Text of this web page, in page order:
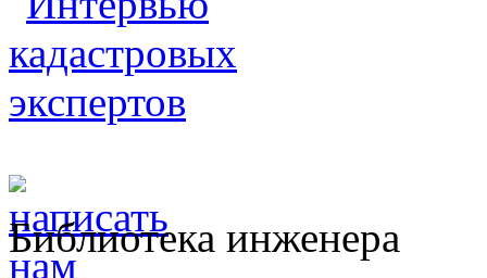
Библиотека инженера